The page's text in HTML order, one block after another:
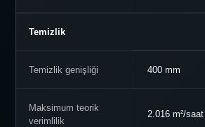
Temizlik
Temizlik genişliği 400 mm
Maksimum teorik
verimlilik
2.016 m²/saat